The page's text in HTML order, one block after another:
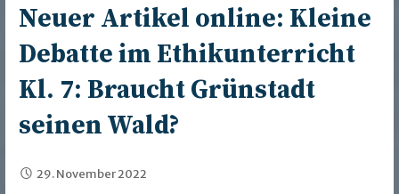
Neuer Artikel online: Kleine
Debatte im Ethikunterricht
Kl. 7: Braucht Grünstadt
seinen Wald?
29. November 2022